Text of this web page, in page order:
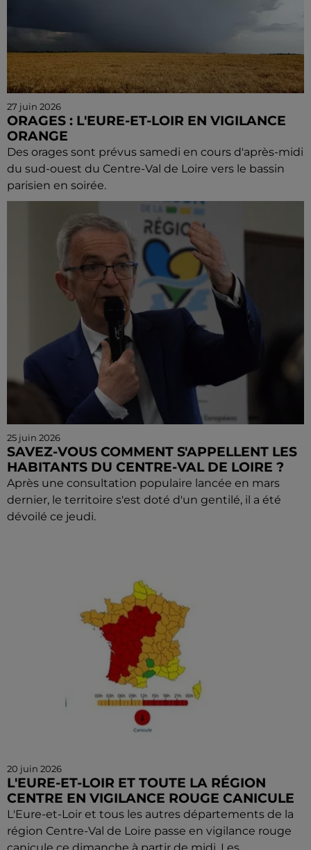
27 juin 2026
ORAGES : L'EURE-ET-LOIR EN VIGILANCE
ORANGE
Des orages sont prévus samedi en cours d'après-midi
du sud-ouest du Centre-Val de Loire vers le bassin
parisien en soirée.
25 juin 2026
SAVEZ-VOUS COMMENT S'APPELLENT LES
HABITANTS DU CENTRE-VAL DE LOIRE ?
Après une consultation populaire lancée en mars
dernier, le territoire s'est doté d'un gentilé, il a été
dévoilé ce jeudi.
20 juin 2026
L'EURE-ET-LOIR ET TOUTE LA RÉGION
CENTRE EN VIGILANCE ROUGE CANICULE
L'Eure-et-Loir et tous les autres départements de la
région Centre-Val de Loire passe en vigilance rouge